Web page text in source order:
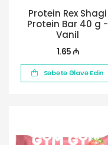
Protein Rex Shagi
Protein Bar 40 g -
Vanil
1.65 ₼
Səbətə Əlavə Edin